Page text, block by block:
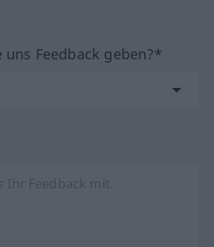
Feedback geben?*